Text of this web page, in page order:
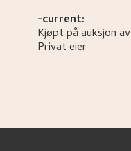
-current:
Kjøpt på auksjon av
Privat eier